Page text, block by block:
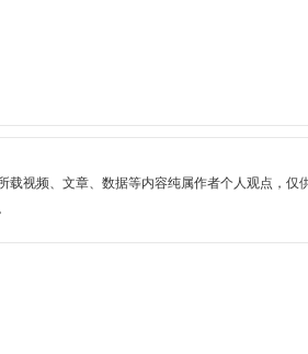
载视频、文章、数据等内容纯属作者个人观点，仅